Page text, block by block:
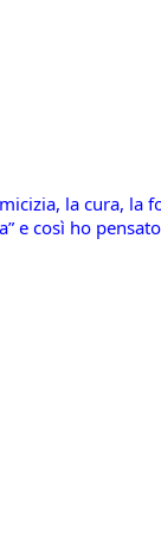
la cura, la
e così ho